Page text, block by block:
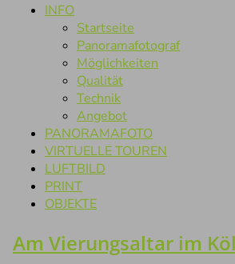
INFO
Startseite
Panoramafotograf
Möglichkeiten
Qualität
Technik
Angebot
PANORAMAFOTO
VIRTUELLE TOUREN
LUFTBILD
PRINT
OBJEKTE
Am Vierungsaltar im